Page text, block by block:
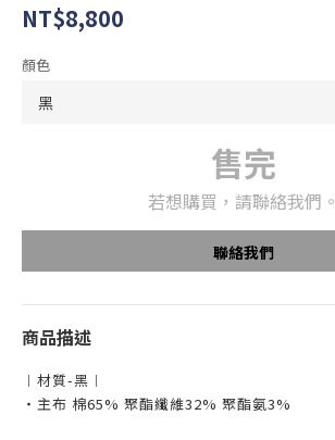
NT$8,800
顏色
售完
若想購買，請聯絡我們。
聯絡我們
商品描述
︱材質-黑︱
・主布 棉65% 聚酯纖維32% 聚酯氨3%